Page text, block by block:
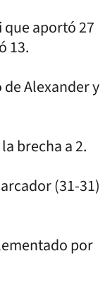
aportó 27
13.
Alexander y
brecha a 2.
(31-31)
por